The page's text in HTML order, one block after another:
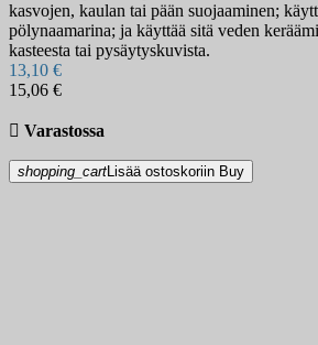
kasvojen, kaulan tai pään suojaaminen;
pölynaamarina; ja käyttää sitä veden
kasteesta tai pysäytyskuvista.
13,10 €
15,06 €
 Varastossa
shopping_cartLisää ostoskoriin Buy